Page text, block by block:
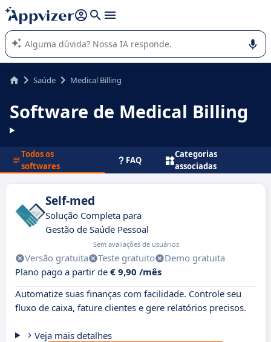
de nossa IA (várias linhas com
A IA do Appvizer o orienta no uso ou na seleção de software
SaaS para sua empresa.
Saúde Medical Billing
Software de Medical Billing
Todos os
softwares
FAQ
Categorias
associadas
Self-med
Solução Completa para
Gestão de Saúde Pessoal
Sem avaliações de usuários
Versão gratuita Teste gratuito
Demo gratuita
Plano pago a partir de € 9,90 /mês
Automatize suas finanças com facilidade. Controle seu
fluxo de caixa, fature clientes e gere relatórios precisos.
Veja mais detalhes